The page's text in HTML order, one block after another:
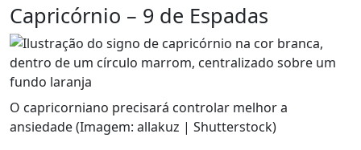
Capricórnio – 9 de Espadas
O capricorniano precisará controlar melhor a
ansiedade (Imagem: allakuz | Shutterstock)